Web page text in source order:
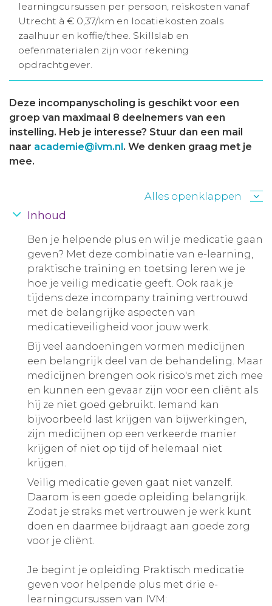
learningcursussen per persoon, reiskosten vanaf
Utrecht à € 0,37/km en locatiekosten zoals
zaalhuur en koffie/thee. Skillslab en
oefenmaterialen zijn voor rekening
opdrachtgever.
Deze incompanyscholing is geschikt voor een
groep van maximaal 8 deelnemers van een
instelling. Heb je interesse? Stuur dan een mail
naar academie@ivm.nl. We denken graag met je
mee.
Alles openklappen
Inhoud
Ben je helpende plus en wil je medicatie gaan
geven? Met deze combinatie van e-learning,
praktische training en toetsing leren we je
hoe je veilig medicatie geeft. Ook raak je
tijdens deze incompany training vertrouwd
met de belangrijke aspecten van
medicatieveiligheid voor jouw werk.
Bij veel aandoeningen vormen medicijnen
een belangrijk deel van de behandeling. Maar
medicijnen brengen ook risico's met zich mee
en kunnen een gevaar zijn voor een cliënt als
hij ze niet goed gebruikt. Iemand kan
bijvoorbeeld last krijgen van bijwerkingen,
zijn medicijnen op een verkeerde manier
krijgen of niet op tijd of helemaal niet
krijgen.
Veilig medicatie geven gaat niet vanzelf.
Daarom is een goede opleiding belangrijk.
Zodat je straks met vertrouwen je werk kunt
doen en daarmee bijdraagt aan goede zorg
voor je cliënt.
Je begint je opleiding Praktisch medicatie
geven voor helpende plus met drie e-
learningcursussen van IVM: